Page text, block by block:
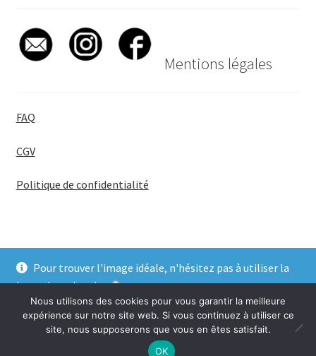
Pour trouver l'image idéale, n'hésitez pas à utiliser la
barre de recherche
Ignorer
Mentions légales
FAQ
CGV
Politique de confidentialité
© BadgeGirl® 2026
Nous utilisons des cookies pour vous garantir la meilleure
expérience sur notre site web. Si vous continuez à utiliser ce
site, nous supposerons que vous en êtes satisfait.
OK